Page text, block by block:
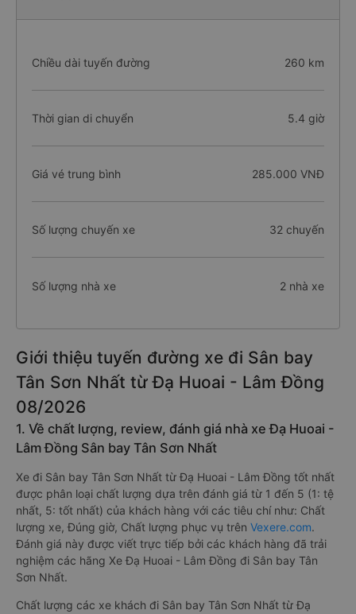
Chiều dài tuyến đường 260 km
Thời gian di chuyển 5.4 giờ
Giá vé trung bình 285.000 VNĐ
Số lượng chuyến xe 32 chuyến
Số lượng nhà xe 2 nhà xe
Giới thiệu tuyến đường xe đi Sân bay
Tân Sơn Nhất từ Đạ Huoai - Lâm Đồng
08/2026
1. Về chất lượng, review, đánh giá nhà xe Đạ Huoai -
Lâm Đồng Sân bay Tân Sơn Nhất
Xe đi Sân bay Tân Sơn Nhất từ Đạ Huoai - Lâm Đồng tốt nhất
được phân loại chất lượng dựa trên đánh giá từ 1 đến 5 (1: tệ
nhất, 5: tốt nhất) của khách hàng với các tiêu chí như: Chất
lượng xe, Đúng giờ, Chất lượng phục vụ trên Vexere.com.
Đánh giá này được viết trực tiếp bởi các khách hàng đã trải
nghiệm các hãng Xe Đạ Huoai - Lâm Đồng đi Sân bay Tân
Sơn Nhất.
Chất lượng các xe khách đi Sân bay Tân Sơn Nhất từ Đạ